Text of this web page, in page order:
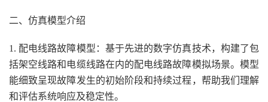
二、仿真模型介绍
1. 配电线路故障模型：基于先进的数字仿真技术，构建了包
括架空线路和电缆线路在内的配电线路故障模拟场景。模型
能细致呈现故障发生的初始阶段和持续过程，帮助我们理解
和评估系统响应及稳定性。